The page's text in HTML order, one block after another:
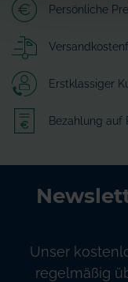
Persönliche
Erstklassiger
Bezahlung auf
Unser
regelmäßig